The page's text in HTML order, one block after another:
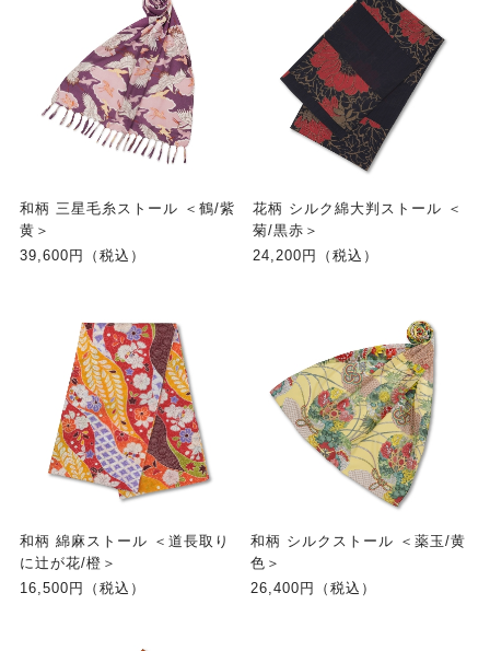
和柄 三星毛糸ストール ＜鶴/紫
黄＞
39,600円（税込）
花柄 シルク綿大判ストール ＜
菊/黒赤＞
24,200円（税込）
和柄 綿麻ストール ＜道長取り
に辻が花/橙＞
16,500円（税込）
和柄 シルクストール ＜薬玉/黄
色＞
26,400円（税込）